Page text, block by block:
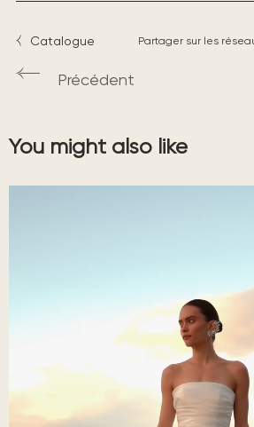
Catalogue Partager sur les
Précédent
You might also like